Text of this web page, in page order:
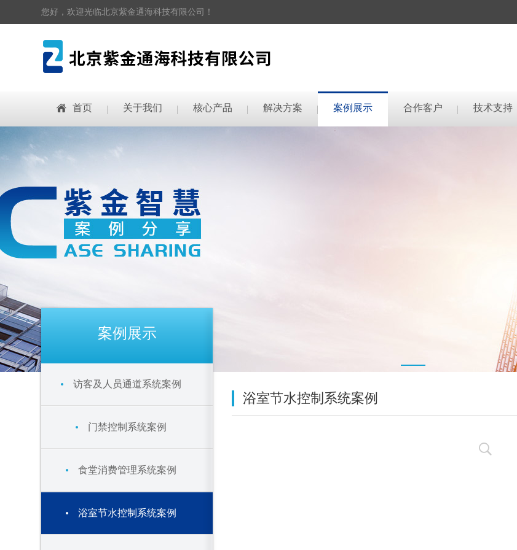
您好，欢迎光临北京紫金通海科技有限公司！
首页 关于我们 核心产品 解决方案 案例展示 合作客户 技术支持
案例展示
访客及人员通道系统案例
门禁控制系统案例
食堂消费管理系统案例
浴室节水控制系统案例
浴室节水控制系统案例